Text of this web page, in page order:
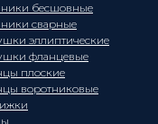
бесшовные
сварные
эллиптические
фланцевые
плоские
воротниковые